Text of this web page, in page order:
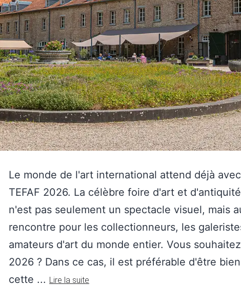
Le monde de l'art international attend déjà
TEFAF 2026. La célèbre foire d'art et
n'est pas seulement un spectacle visuel, mais
rencontre pour les collectionneurs, les
amateurs d'art du monde entier. Vous
2026 ? Dans ce cas, il est préférable d'être
cette ... Lire la suite